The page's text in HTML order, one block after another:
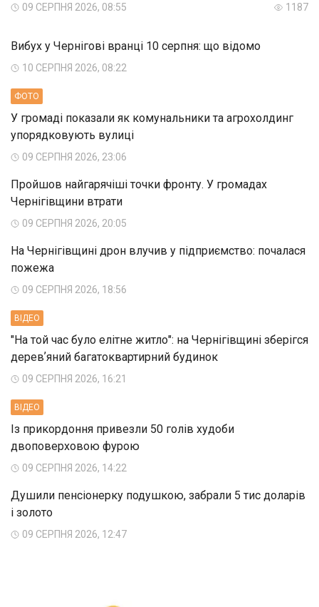
09 СЕРПНЯ 2026, 08:55 1187
Вибух у Чернігові вранці 10 серпня: що відомо
10 СЕРПНЯ 2026, 08:22
ФОТО
У громаді показали як комунальники та агрохолдинг
упорядковують вулиці
09 СЕРПНЯ 2026, 23:06
Пройшов найгарячіші точки фронту. У громадах
Чернігівщини втрати
09 СЕРПНЯ 2026, 20:05
На Чернігівщині дрон влучив у підприємство: почалася
пожежа
09 СЕРПНЯ 2026, 18:56
ВIДЕО
"На той час було елітне житло": на Чернігівщині зберігся
деревʼяний багатоквартирний будинок
09 СЕРПНЯ 2026, 16:21
ВIДЕО
Із прикордоння привезли 50 голів худоби
двоповерховою фурою
09 СЕРПНЯ 2026, 14:22
Душили пенсіонерку подушкою, забрали 5 тис доларів
і золото
09 СЕРПНЯ 2026, 12:47